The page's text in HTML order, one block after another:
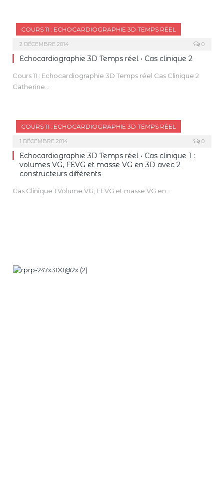
COURS 11 : ECHOCARDIOGRAPHIE 3D TEMPS RÉEL
2 DÉCEMBRE 2014 0
Echocardiographie 3D Temps réel • Cas clinique 2
Cours 11 : Echocardiographie 3D Temps réel Cas Clinique 2
Catherine…
COURS 11 : ECHOCARDIOGRAPHIE 3D TEMPS RÉEL
1 DÉCEMBRE 2014 0
Echocardiographie 3D Temps réel • Cas clinique 1 :
volumes VG, FEVG et masse VG en 3D avec 2
constructeurs différents
Cas Clinique 1 Volume VG, FEVG et masse VG en…